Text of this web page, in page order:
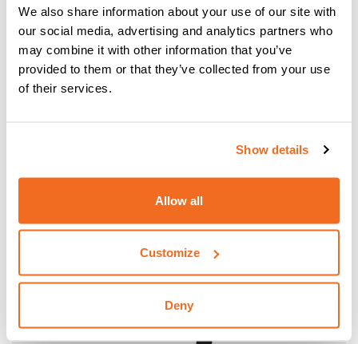
We also share information about your use of our site with
our social media, advertising and analytics partners who
may combine it with other information that you’ve
provided to them or that they’ve collected from your use
of their services.
Show details
Allow all
Customize
Deny
Torcia CEA CXH 302/4 4 m, filo Ø 0,8÷1,2 raffreddato ad
acqua CO2 300A @100% / Miscela 250A @100%